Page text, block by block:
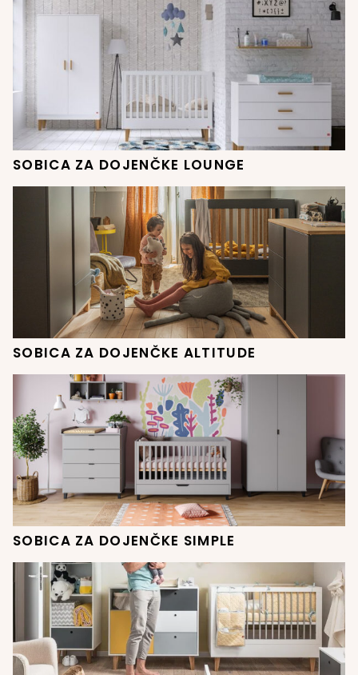
SOBICA ZA DOJENČKE LOUNGE
SOBICA ZA DOJENČKE ALTITUDE
SOBICA ZA DOJENČKE SIMPLE